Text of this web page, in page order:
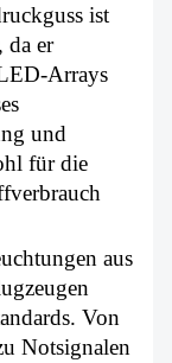
ist
da er
Arrays
und
für die
aus
Von
Notsignalen